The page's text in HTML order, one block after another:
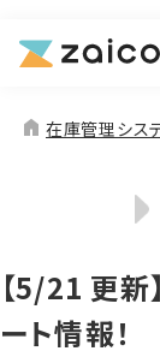
機能
お役立ち情報
home 在庫管理シス
【5/21 更
ート情報！